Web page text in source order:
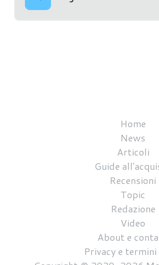
Home
News
Articoli
Guide
Recensioni
Topic
Redazione
Video
About e
Privacy e